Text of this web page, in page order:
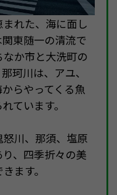
れた、海に面し
東随一の清流で
か市と大洗町の
珂川は、アユ、
らやってくる魚
ています。
川、那須、塩原
、四季折々の美
ます。